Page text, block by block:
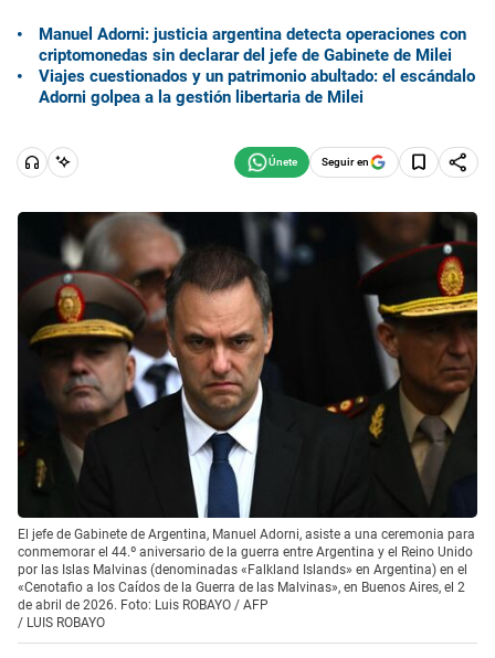
Manuel Adorni: justicia argentina detecta operaciones con
criptomonedas sin declarar del jefe de Gabinete de Milei
Viajes cuestionados y un patrimonio abultado: el escándalo
Adorni golpea a la gestión libertaria de Milei
Seguir en
El jefe de Gabinete de Argentina, Manuel Adorni, asiste a una ceremonia para
conmemorar el 44.º aniversario de la guerra entre Argentina y el Reino Unido
por las Islas Malvinas (denominadas «Falkland Islands» en Argentina) en el
«Cenotafio a los Caídos de la Guerra de las Malvinas», en Buenos Aires, el 2
de abril de 2026. Foto: Luis ROBAYO / AFP
/ LUIS ROBAYO